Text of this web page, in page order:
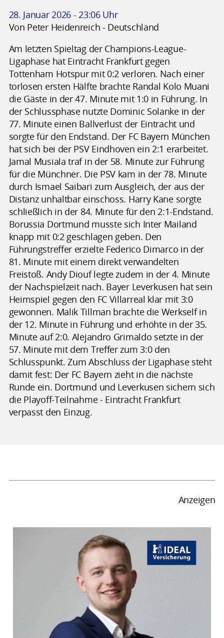
28. Januar 2026 - 23:06 Uhr
Von Peter Heidenreich - Deutschland
Am letzten Spieltag der Champions-League-
Ligaphase hat Eintracht Frankfurt gegen
Tottenham Hotspur mit 0:2 verloren. Nach einer
torlosen ersten Hälfte brachte Randal Kolo Muani
die Gäste in der 47. Minute mit 1:0 in Führung. In
der Schlussphase nutzte Dominic Solanke in der
77. Minute einen Ballverlust der Eintracht und
sorgte für den Endstand. Der FC Bayern München
hat sich bei der PSV Eindhoven ein 2:1 erarbeitet.
Jamal Musiala traf in der 58. Minute zur Führung
für die Münchner. Die PSV kam in der 78. Minute
durch Ismael Saibari zum Ausgleich, der aus der
Distanz unhaltbar einschoss. Harry Kane sorgte
schließlich in der 84. Minute für den 2:1-Endstand.
Borussia Dortmund musste sich Inter Mailand
knapp mit 0:2 geschlagen geben. Den
Führungstreffer erzielte Federico Dimarco in der
81. Minute mit einem direkt verwandelten
Freistoß. Andy Diouf legte zudem in der 4. Minute
der Nachspielzeit nach. Bayer Leverkusen hat sein
Heimspiel gegen den FC Villarreal klar mit 3:0
gewonnen. Malik Tillman brachte die Werkself in
der 12. Minute in Führung und erhöhte in der 35.
Minute auf 2:0. Alejandro Grimaldo setzte in der
57. Minute mit dem Treffer zum 3:0 den
Schlusspunkt. Zum Abschluss der Ligaphase steht
damit fest: Der FC Bayern zieht in die nächste
Runde ein. Dortmund und Leverkusen sichern sich
die Playoff-Teilnahme - Eintracht Frankfurt
verpasst den Einzug.
Anzeigen